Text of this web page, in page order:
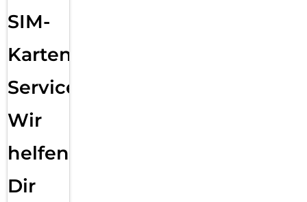
SIM-
Karten
Service:
Wir
helfen
Dir